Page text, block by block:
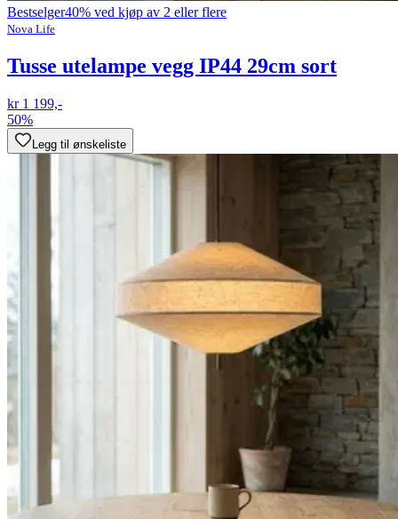
Bestselger40% ved kjøp av 2 eller flere
Nova Life
Tusse utelampe vegg IP44 29cm sort
kr 1 199,-
50%
Legg til ønskeliste